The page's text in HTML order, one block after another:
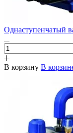
Однаступенчатый
В корзину В